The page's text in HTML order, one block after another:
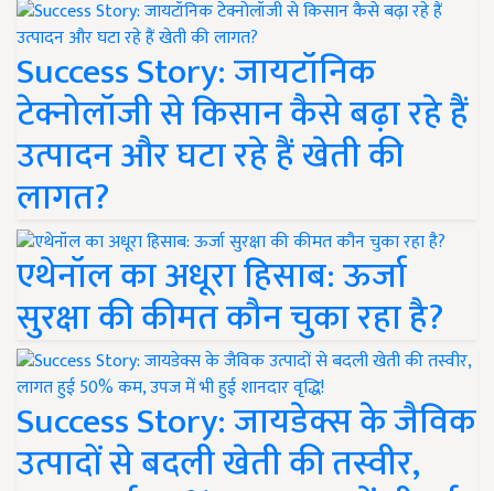
Success Story: जायटॉनिक
टेक्नोलॉजी से किसान कैसे बढ़ा रहे हैं
उत्पादन और घटा रहे हैं खेती की
लागत?
एथेनॉल का अधूरा हिसाब: ऊर्जा
सुरक्षा की कीमत कौन चुका रहा है?
Success Story: जायडेक्स के जैविक
उत्पादों से बदली खेती की तस्वीर,